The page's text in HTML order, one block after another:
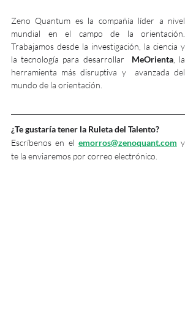
Zeno Quantum es la compañía líder a nivel
mundial en el campo de la orientación.
Trabajamos desde la investigación, la ciencia y
la tecnología para desarrollar MeOrienta, la
herramienta más disruptiva y  avanzada del
mundo de la orientación.
¿Te gustaría tener la Ruleta del Talento?
Escríbenos en el emorros@zenoquant.com y
te la enviaremos por correo electrónico.